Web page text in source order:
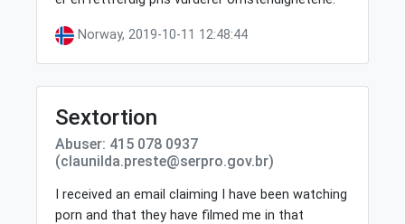
Norway, 2019-10-11 12:48:44
Sextortion
Abuser: 415 078 0937
(claunilda.preste@serpro.gov.br)
I received an email claiming I have been watching
porn and that they have filmed me in that